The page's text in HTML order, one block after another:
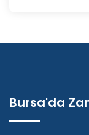
Bursa'da